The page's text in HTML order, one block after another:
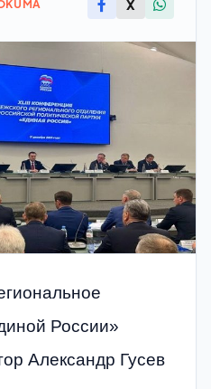
X
России»
Александр Гусев